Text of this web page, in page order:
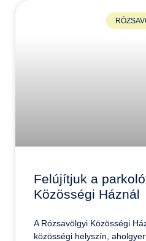
Felújítjuk a
Közösségi Háznál
A Rózsavölgyi Közösségi
közösségi helyszín,